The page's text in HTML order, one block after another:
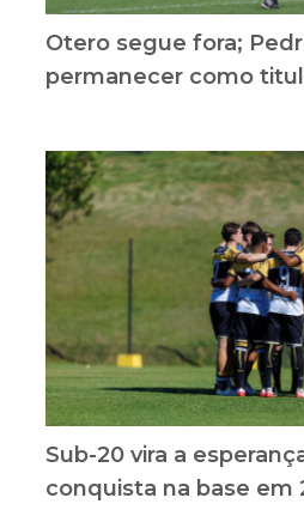
Otero segue fora;
permanecer como
Sub-20 vira a
conquista na base em